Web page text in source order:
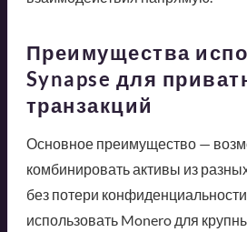
Преимущества
Synapse для
транзакций
Основное преимущество —
комбинировать активы из
без потери
использовать Monero для